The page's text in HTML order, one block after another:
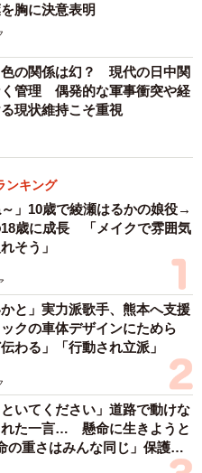
胸に決意表明
の関係は幻？ 現代の日中関
管理 偶発的な軍事衝突や経
現状維持こそ重視
ンキング
～」10歳で綾瀬はるかの娘役→
歳に成長 「メイクで雰囲気
そう」
かと」実力派歌手、熊本へ支援
クの車体デザインにためら
わる」「行動され立派」
といてください」道路で動けな
れた一言… 懸命に生きようと
重さはみんな同じ」保護団